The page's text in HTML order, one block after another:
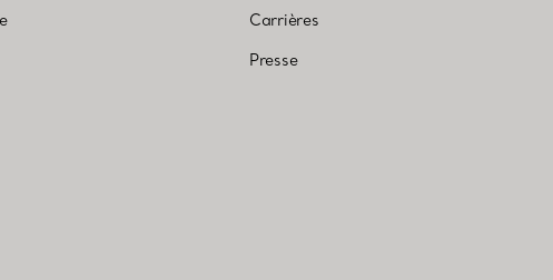
Carrières
Presse